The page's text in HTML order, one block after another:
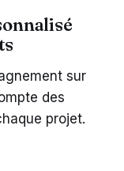
sur
des
projet.